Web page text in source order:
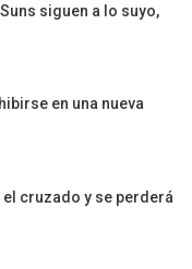
siguen a lo suyo,
en una nueva
cruzado y se perderá